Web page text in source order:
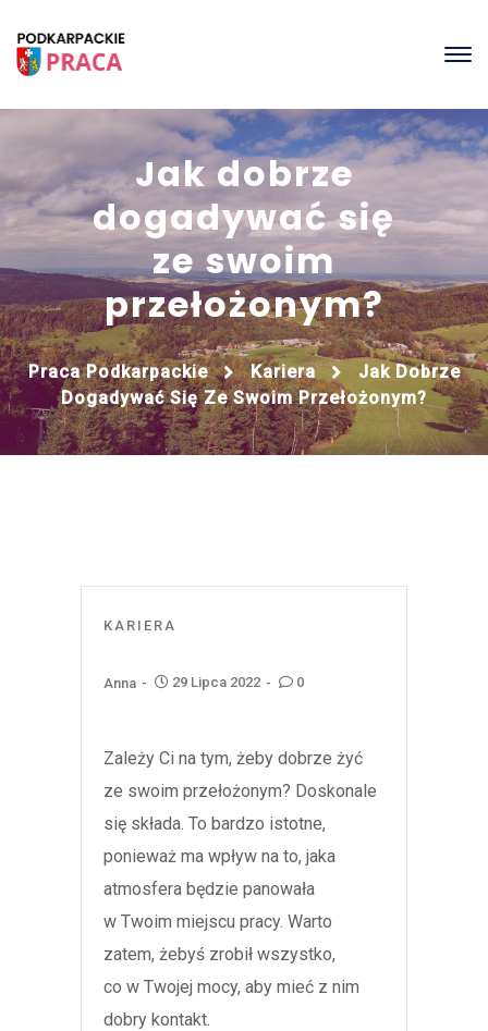
Jak dobrze
dogadywać się
ze swoim
przełożonym?
Praca Podkarpackie Kariera
Jak Dobrze
Dogadywać Się Ze Swoim Przełożonym?
KARIERA
Anna 29 Lipca 2022 0
Zależy Ci na tym, żeby dobrze żyć
ze swoim przełożonym? Doskonale
się składa. To bardzo istotne,
ponieważ ma wpływ na to, jaka
atmosfera będzie panowała
w Twoim miejscu pracy. Warto
zatem, żebyś zrobił wszystko,
co w Twojej mocy, aby mieć z nim
dobry kontakt.